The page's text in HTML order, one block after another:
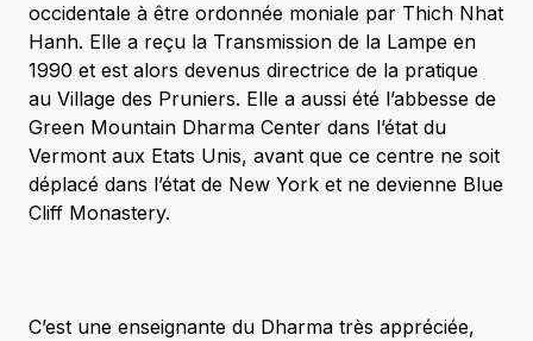
occidentale à être ordonnée moniale par Thich Nhat
Hanh. Elle a reçu la Transmission de la Lampe en
1990 et est alors devenus directrice de la pratique
au Village des Pruniers. Elle a aussi été l’abbesse de
Green Mountain Dharma Center dans l’état du
Vermont aux Etats Unis, avant que ce centre ne soit
déplacé dans l’état de New York et ne devienne Blue
Cliff Monastery.
C’est une enseignante du Dharma très appréciée,